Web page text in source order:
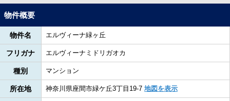
物件概要
物件名 エルヴィーナ緑ヶ丘
フリガナ エルヴィーナミドリガオカ
種別 マンション
所在地 神奈川県座間市緑ケ丘3丁目19-7 地図を表示